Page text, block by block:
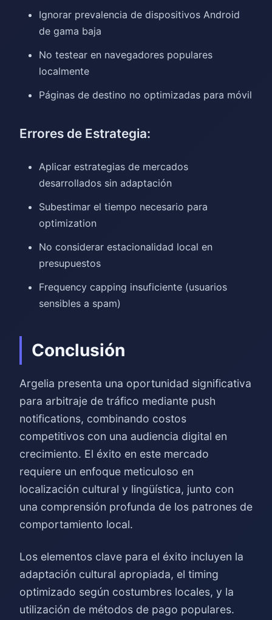
Ignorar prevalencia de dispositivos Android
de gama baja
No testear en navegadores populares
localmente
Páginas de destino no optimizadas para móvil
Errores de Estrategia:
Aplicar estrategias de mercados
desarrollados sin adaptación
Subestimar el tiempo necesario para
optimization
No considerar estacionalidad local en
presupuestos
Frequency capping insuficiente (usuarios
sensibles a spam)
Conclusión
Argelia presenta una oportunidad significativa
para arbitraje de tráfico mediante push
notifications, combinando costos
competitivos con una audiencia digital en
crecimiento. El éxito en este mercado
requiere un enfoque meticuloso en
localización cultural y lingüística, junto con
una comprensión profunda de los patrones de
comportamiento local.
Los elementos clave para el éxito incluyen la
adaptación cultural apropiada, el timing
optimizado según costumbres locales, y la
utilización de métodos de pago populares.